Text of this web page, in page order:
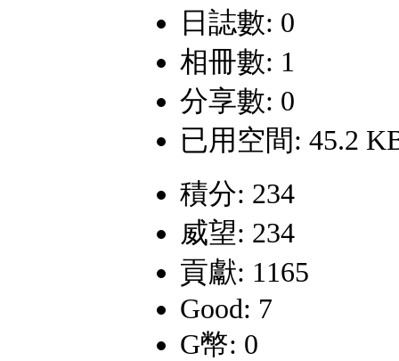
日誌數: 0
相冊數: 1
分享數: 0
已用空間: 45.2
積分: 234
威望: 234
貢獻: 1165
Good: 7
G幣: 0